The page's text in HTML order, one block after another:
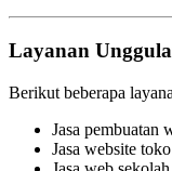
Layanan
Berikut beberapa
Jasa pembuatan
Jasa website